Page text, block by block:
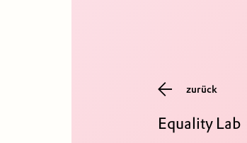
zurück
Equality Lab